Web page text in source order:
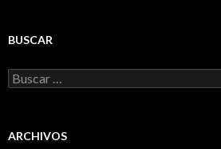
BUSCAR
Buscar:
ARCHIVOS